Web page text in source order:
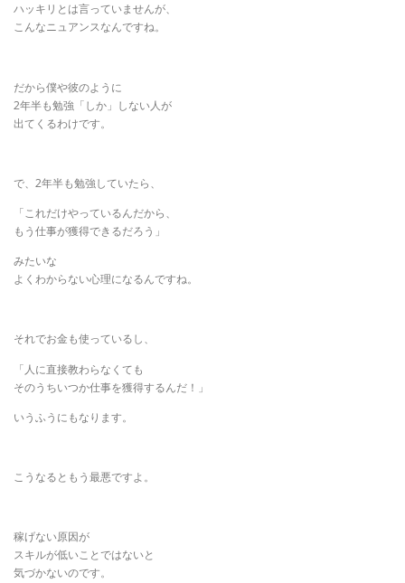
ハッキリとは言っていませんが、
こんなニュアンスなんですね。
だから僕や彼のように
2年半も勉強「しか」しない人が
出てくるわけです。
で、2年半も勉強していたら、
「これだけやっているんだから、
もう仕事が獲得できるだろう」
みたいな
よくわからない心理になるんですね。
それでお金も使っているし、
「人に直接教わらなくても
そのうちいつか仕事を獲得するんだ！」
いうふうにもなります。
こうなるともう最悪ですよ。
稼げない原因が
スキルが低いことではないと
気づかないのです。